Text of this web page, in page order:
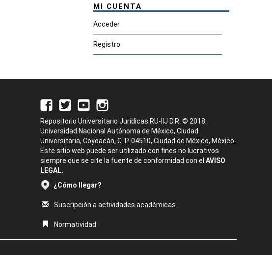
MI CUENTA
Acceder
Registro
Repositorio Universitario Jurídicas RU-IIJ D.R. © 2018.
Universidad Nacional Autónoma de México, Ciudad
Universitaria, Coyoacán, C. P. 04510, Ciudad de México, México.
Este sitio web puede ser utilizado con fines no lucrativos
siempre que se cite la fuente de conformidad con el AVISO
LEGAL.
¿Cómo llegar?
Suscripción a actividades académicas
Normatividad